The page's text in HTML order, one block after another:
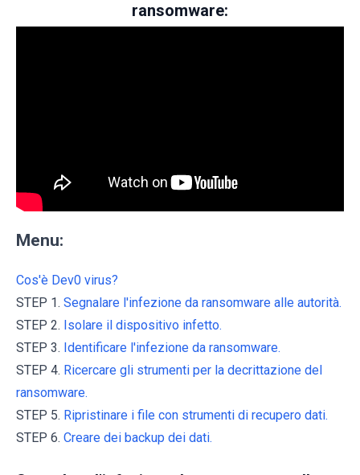
ransomware:
Menu:
Cos'è Dev0 virus?
STEP 1. Segnalare l'infezione da ransomware alle autorità.
STEP 2. Isolare il dispositivo infetto.
STEP 3. Identificare l'infezione da ransomware.
STEP 4. Ricercare gli strumenti per la decrittazione del
ransomware.
STEP 5. Ripristinare i file con strumenti di recupero dati.
STEP 6. Creare dei backup dei dati.